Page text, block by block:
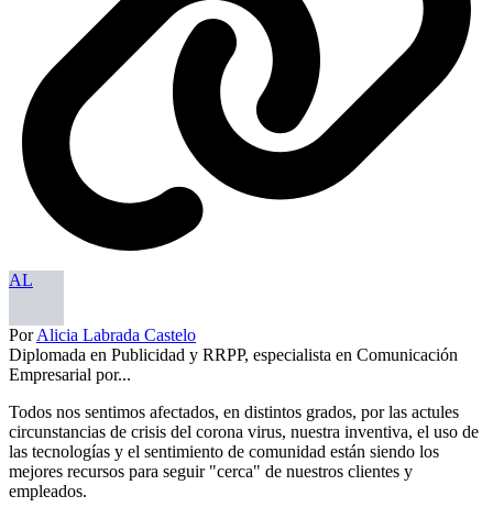
AL
PorAlicia Labrada Castelo
Diplomada en Publicidad y RRPP, especialista en Comunicación
Empresarial por...
Todos nos sentimos afectados, en distintos grados, por las actules
circunstancias de crisis del corona virus, nuestra inventiva, el uso de
las tecnologías y el sentimiento de comunidad están siendo los
mejores recursos para seguir "cerca" de nuestros clientes y
empleados.